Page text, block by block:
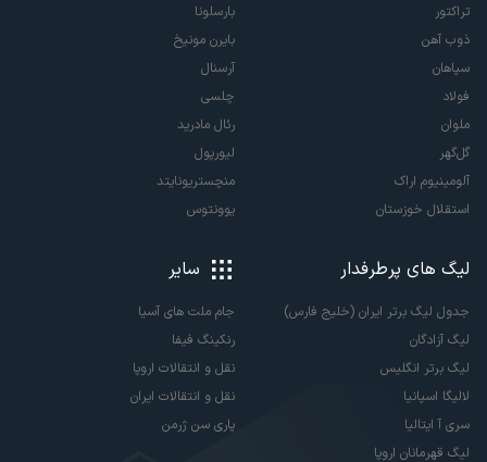
تراکتور
ذوب آهن
سپاهان
فولاد
ملوان
گل‌گهر
آلومینیوم اراک
استقلال خوزستان
بارسلونا
بایرن مونیخ
آرسنال
چلسی
رئال مادرید
لیورپول
منچستریونایتد
یوونتوس
لیگ های پرطرفدار
جدول لیگ برتر ایران (خلیج فارس)
لیگ آزادگان
لیگ برتر انگلیس
لالیگا اسپانیا
سری آ ایتالیا
لیگ قهرمانان اروپا
سایر
جام ملت های آسیا
رنکینگ فیفا
نقل و انتقالات اروپا
نقل و انتقالات ایران
پاری سن ژرمن